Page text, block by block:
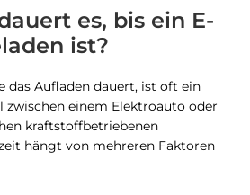
es, bis ein E-
ist?
das Aufladen dauert, ist oft ein
zwischen einem Elektroauto oder
kraftstoffbetriebenen
hängt von mehreren Faktoren